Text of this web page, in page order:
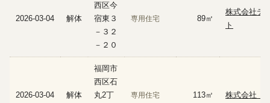
2026-03-04 解体
西区今
宿東３
－３２
－２０
専用住宅 89㎡
株式会社テ
ト
2026-03-04 解体
福岡市
西区石
丸2丁
専用住宅 113㎡ 株式会社 Ｉ